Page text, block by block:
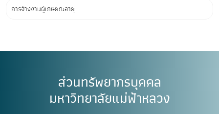
การจ้างงานผู้เกษียณอายุ
ส่วนทรัพยากรบุคคล
มหาวิทยาลัยแม่ฟ้าหลวง